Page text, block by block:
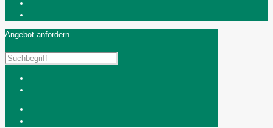
Angebot anfordern